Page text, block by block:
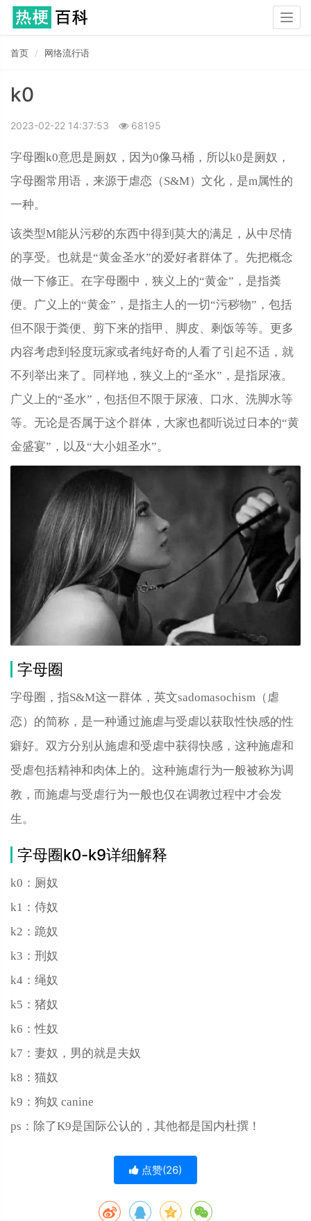
首页 网络流行语
k0
2023-02-22 14:37:53 68195
字母圈k0意思是厕奴，因为0像马桶，所以k0是厕奴，
字母圈常用语，来源于虐恋（S&M）文化，是m属性的
一种。
该类型M能从污秽的东西中得到莫大的满足，从中尽情
的享受。也就是“黄金圣水”的爱好者群体了。先把概念
做一下修正。在字母圈中，狭义上的“黄金”，是指粪
便。广义上的“黄金”，是指主人的一切“污秽物”，包括
但不限于粪便、剪下来的指甲、脚皮、剩饭等等。更多
内容考虑到轻度玩家或者纯好奇的人看了引起不适，就
不列举出来了。同样地，狭义上的“圣水”，是指尿液。
广义上的“圣水”，包括但不限于尿液、口水、洗脚水等
等。无论是否属于这个群体，大家也都听说过日本的“黄
金盛宴”，以及“大小姐圣水”。
字母圈
字母圈，指S&M这一群体，英文sadomasochism（虐
恋）的简称，是一种通过施虐与受虐以获取性快感的性
癖好。双方分别从施虐和受虐中获得快感，这种施虐和
受虐包括精神和肉体上的。这种施虐行为一般被称为调
教，而施虐与受虐行为一般也仅在调教过程中才会发
生。
字母圈k0-k9详细解释
k0：厕奴
k1：侍奴
k2：跪奴
k3：刑奴
k4：绳奴
k5：猪奴
k6：性奴
k7：妻奴，男的就是夫奴
k‌‌‌‌‌‌‌‌‌‌8：猫奴
k9：狗奴 canine
ps：除了K9是国际公认的，其他都是国内杜撰！
点赞(26)